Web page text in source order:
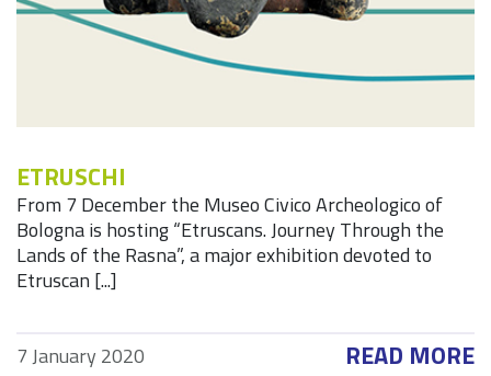
ETRUSCHI
From 7 December the Museo Civico Archeologico of
Bologna is hosting “Etruscans. Journey Through the
Lands of the Rasna”, a major exhibition devoted to
Etruscan [...]
7 January 2020 READ MORE